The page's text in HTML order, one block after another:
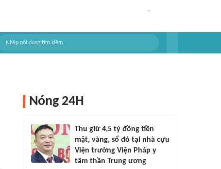
Nóng 24H
Thu giữ 4,5 tỷ đồng tiền
mặt, vàng, sổ đỏ tại nhà cựu
Viện trưởng Viện Pháp y
tâm thần Trung ương